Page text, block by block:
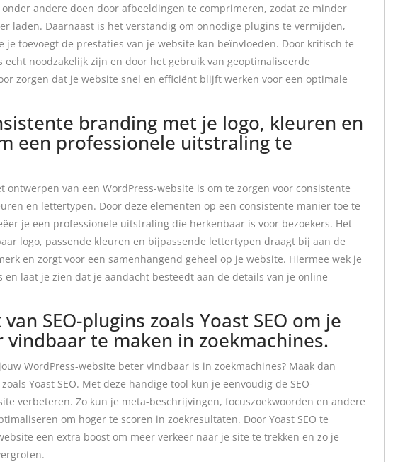
andere doen door afbeeldingen te comprimeren, zodat ze minder
laden. Daarnaast is het verstandig om onnodige plugins te vermijden,
je toevoegt de prestaties van je website kan beïnvloeden. Door kritisch te
echt noodzakelijk zijn en door het gebruik van geoptimaliseerde
zorgen dat je website snel en efficiënt blijft werken voor een optimale
branding met je logo, kleuren en
een professionele uitstraling te
ontwerpen van een WordPress-website is om te zorgen voor consistente
en lettertypen. Door deze elementen op een consistente manier toe te
je een professionele uitstraling die herkenbaar is voor bezoekers. Het
logo, passende kleuren en bijpassende lettertypen draagt bij aan de
en zorgt voor een samenhangend geheel op je website. Hiermee wek je
en laat je zien dat je aandacht besteedt aan de details van je online
SEO-plugins zoals Yoast SEO om je
te maken in zoekmachines.
WordPress-website beter vindbaar is in zoekmachines? Maak dan
Yoast SEO. Met deze handige tool kun je eenvoudig de SEO-
verbeteren. Zo kun je meta-beschrijvingen, focuszoekwoorden en andere
om hoger te scoren in zoekresultaten. Door Yoast SEO te
een extra boost om meer verkeer naar je site te trekken en zo je